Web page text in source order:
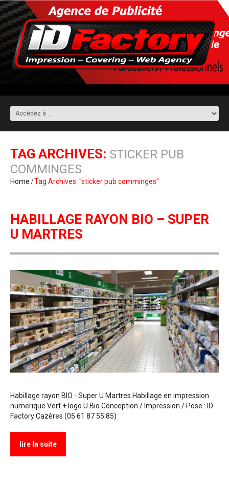
TAG ARCHIVES: STICKER PUB
COMMINGES
Home Tag Archives: "sticker pub comminges"
HABILLAGE RAYON BIO – SUPER
U MARTRES
Habillage rayon BIO - Super U Martres Habillage en impression
numerique Vert + logo U Bio Conception / Impression / Pose : ID
Factory Cazères (05 61 87 55 85)
lire la suite